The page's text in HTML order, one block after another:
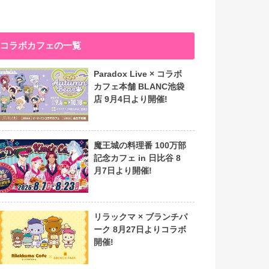
コラボカフェの一覧
Paradox Live × コラボ
カフェ本舗 BLANC池袋
店 9月4日より開催!
魔王城の料理番 100万部
記念カフェ in 日比谷 8
月7日より開催!
リラックマ × ブランチパ
ーク 8月27日よりコラボ
開催!